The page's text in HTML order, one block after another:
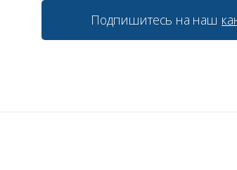
Подпишитесь на наш